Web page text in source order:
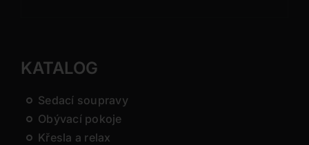
KATALOG
Sedací soupravy
Obývací pokoje
Křesla a relax